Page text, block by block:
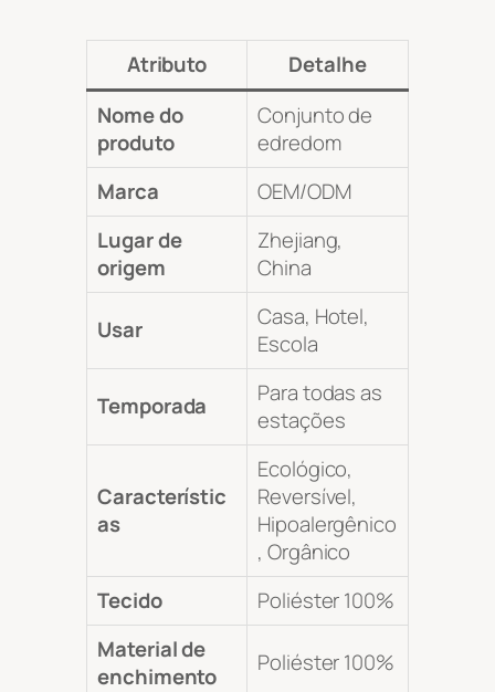
Atributo
Detalhe
Nome do
produto
Conjunto de
edredom
Marca
OEM/ODM
Lugar de
origem
Zhejiang,
China
Usar
Casa, Hotel,
Escola
Temporada
Para todas as
estações
Característic
as
Ecológico,
Reversível,
Hipoalergênico
, Orgânico
Tecido
Poliéster 100%
Material de
enchimento
Poliéster 100%